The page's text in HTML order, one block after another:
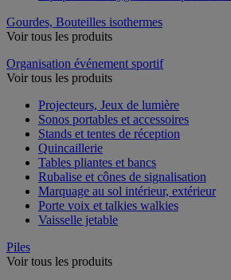
Gourdes, Bouteilles isothermes
Voir tous les produits
Organisation événement sportif
Voir tous les produits
Projecteurs, Jeux de lumière
Sonos portables et accessoires
Stands et tentes de réception
Quincaillerie
Tables pliantes et bancs
Rubalise et cônes de signalisation
Marquage au sol intérieur, extérieur
Porte voix et talkies walkies
Vaisselle jetable
Piles
Voir tous les produits